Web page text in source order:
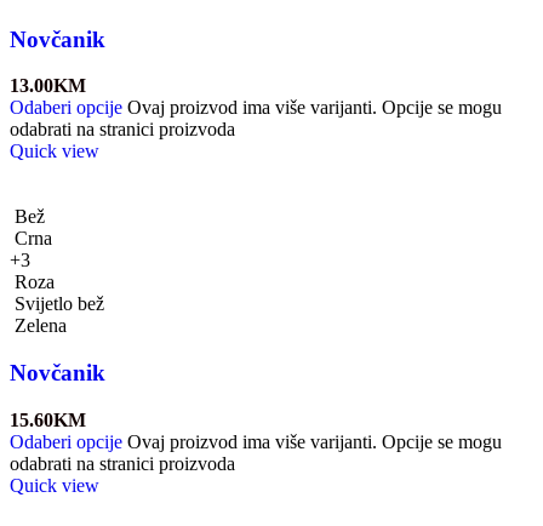
Novčanik
13.00KM
Odaberi opcije Ovaj proizvod ima više varijanti. Opcije se mogu
odabrati na stranici proizvoda
Quick view
Bež
Crna
+3
Roza
Svijetlo bež
Zelena
Novčanik
15.60KM
Odaberi opcije Ovaj proizvod ima više varijanti. Opcije se mogu
odabrati na stranici proizvoda
Quick view